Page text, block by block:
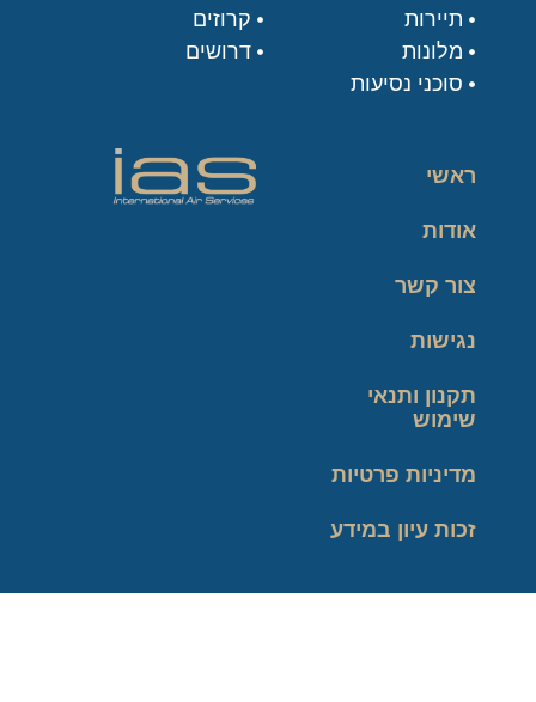
תיירות
מלונות
סוכני נסיעות
קרוזים
דרושים
ראשי
אודות
צור קשר
נגישות
תקנון ותנאי
שימוש
מדיניות פרטיות
זכות עיון במידע